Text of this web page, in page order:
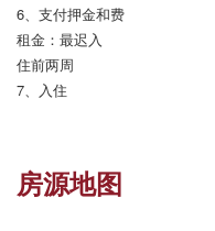
6、支付押金和
租金：最迟入
住前两周
7、入住
费
房源地图